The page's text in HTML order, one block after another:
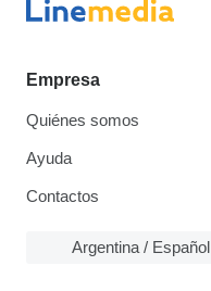
Empresa
Quiénes somos
Ayuda
Contactos
Argentina / Español